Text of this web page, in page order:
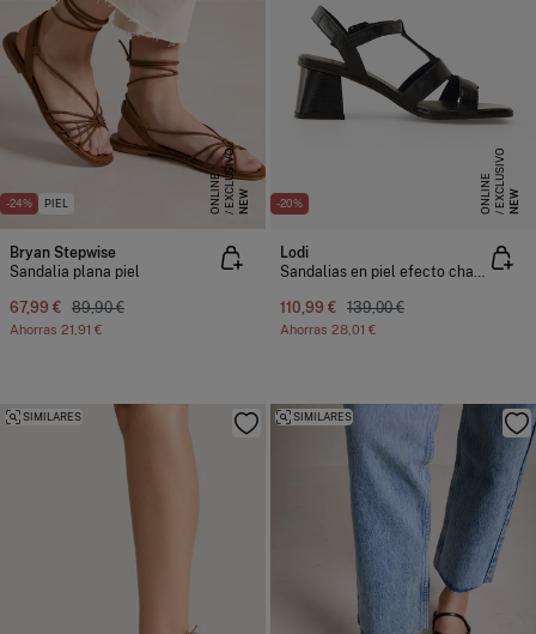
-24% PIEL NEW
E
X
C
L
US
I
V
O
O
N
L
I
N
E
Bryan Stepwise
Sandalia plana piel
67,99 € 89,90 €
Ahorras 21,91 €
-20% NEW
E
X
C
L
US
I
V
O
O
N
L
I
N
E
Lodi
110,99 € 139,00 €
Ahorras 28,01 €
SIMILARES SIMILARES